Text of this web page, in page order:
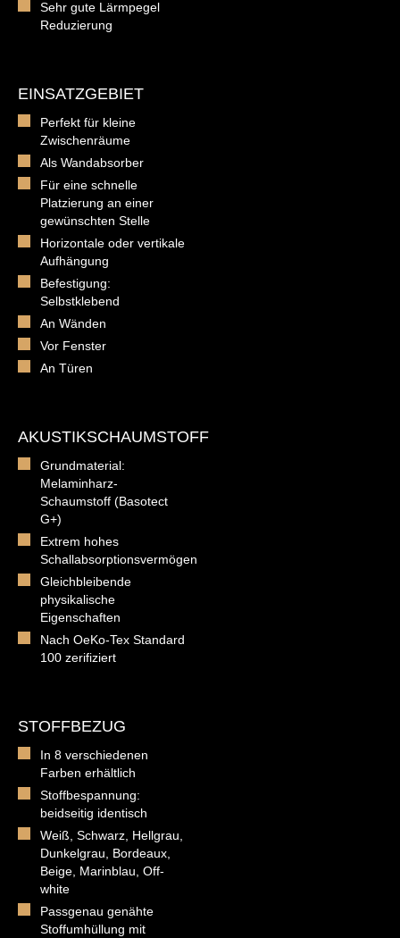
Sehr gute Lärmpegel
Reduzierung
EINSATZGEBIET
Perfekt für kleine
Zwischenräume
Als Wandabsorber
Für eine schnelle
Platzierung an einer
gewünschten Stelle
Horizontale oder vertikale
Aufhängung
Befestigung:
Selbstklebend
An Wänden
Vor Fenster
An Türen
AKUSTIKSCHAUMSTOFF
Grundmaterial:
Melaminharz-
Schaumstoff (Basotect
G+)
Extrem hohes
Schallabsorptionsvermögen
Gleichbleibende
physikalische
Eigenschaften
Nach OeKo-Tex Standard
100 zerifiziert
STOFFBEZUG
In 8 verschiedenen
Farben erhältlich
Stoffbespannung:
beidseitig identisch
Weiß, Schwarz, Hellgrau,
Dunkelgrau, Bordeaux,
Beige, Marinblau, Off-
white
Passgenau genähte
Stoffumhüllung mit